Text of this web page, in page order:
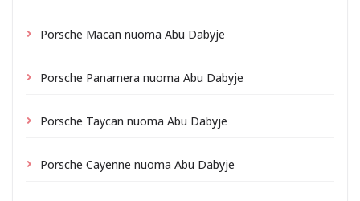
Porsche Macan nuoma Abu Dabyje
Porsche Panamera nuoma Abu Dabyje
Porsche Taycan nuoma Abu Dabyje
Porsche Cayenne nuoma Abu Dabyje